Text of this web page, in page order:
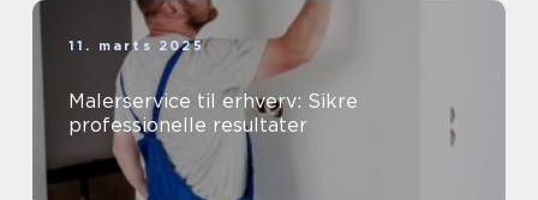
11. marts 2025
Malerservice til erhverv: Sikre
professionelle resultater